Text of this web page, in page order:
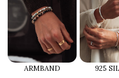
ARMBAND 925